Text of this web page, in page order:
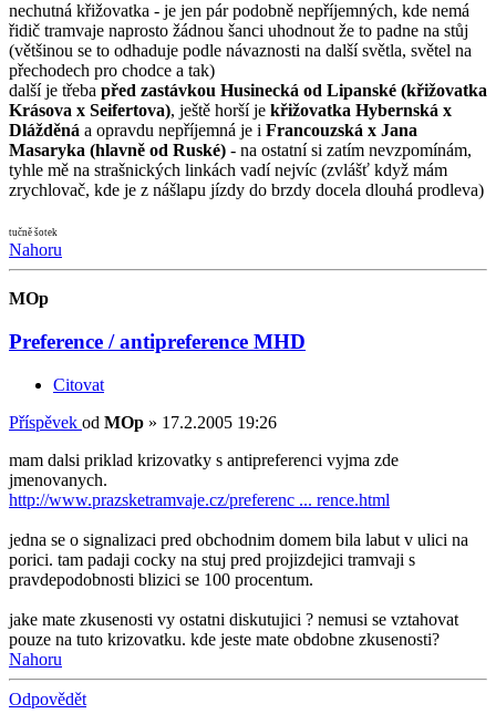
nechutná křižovatka - je jen pár podobně nepříjemných, kde nemá
řidič tramvaje naprosto žádnou šanci uhodnout že to padne na stůj
(většinou se to odhaduje podle návaznosti na další světla, světel na
přechodech pro chodce a tak)
další je třeba před zastávkou Husinecká od Lipanské (křižovatka
Krásova x Seifertova), ještě horší je křižovatka Hybernská x
Dlážděná a opravdu nepříjemná je i Francouzská x Jana
Masaryka (hlavně od Ruské) - na ostatní si zatím nevzpomínám,
tyhle mě na strašnických linkách vadí nejvíc (zvlášť když mám
zrychlovač, kde je z nášlapu jízdy do brzdy docela dlouhá prodleva)
tučně šotek
Nahoru
MOp
Preference / antipreference MHD
Citovat
Příspěvek od MOp » 17.2.2005 19:26
mam dalsi priklad krizovatky s antipreferenci vyjma zde
jmenovanych.
http://www.prazsketramvaje.cz/preferenc ... rence.html
jedna se o signalizaci pred obchodnim domem bila labut v ulici na
porici. tam padaji cocky na stuj pred projizdejici tramvaji s
pravdepodobnosti blizici se 100 procentum.
jake mate zkusenosti vy ostatni diskutujici ? nemusi se vztahovat
pouze na tuto krizovatku. kde jeste mate obdobne zkusenosti?
Nahoru
Odpovědět